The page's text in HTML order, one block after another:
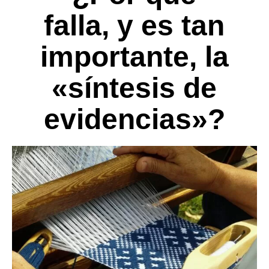
falla, y es tan
importante, la
«síntesis de
evidencias»?